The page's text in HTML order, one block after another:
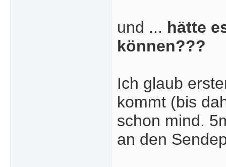
und ... hätte
können???
Ich glaub
kommt (bis
schon mind.
an den